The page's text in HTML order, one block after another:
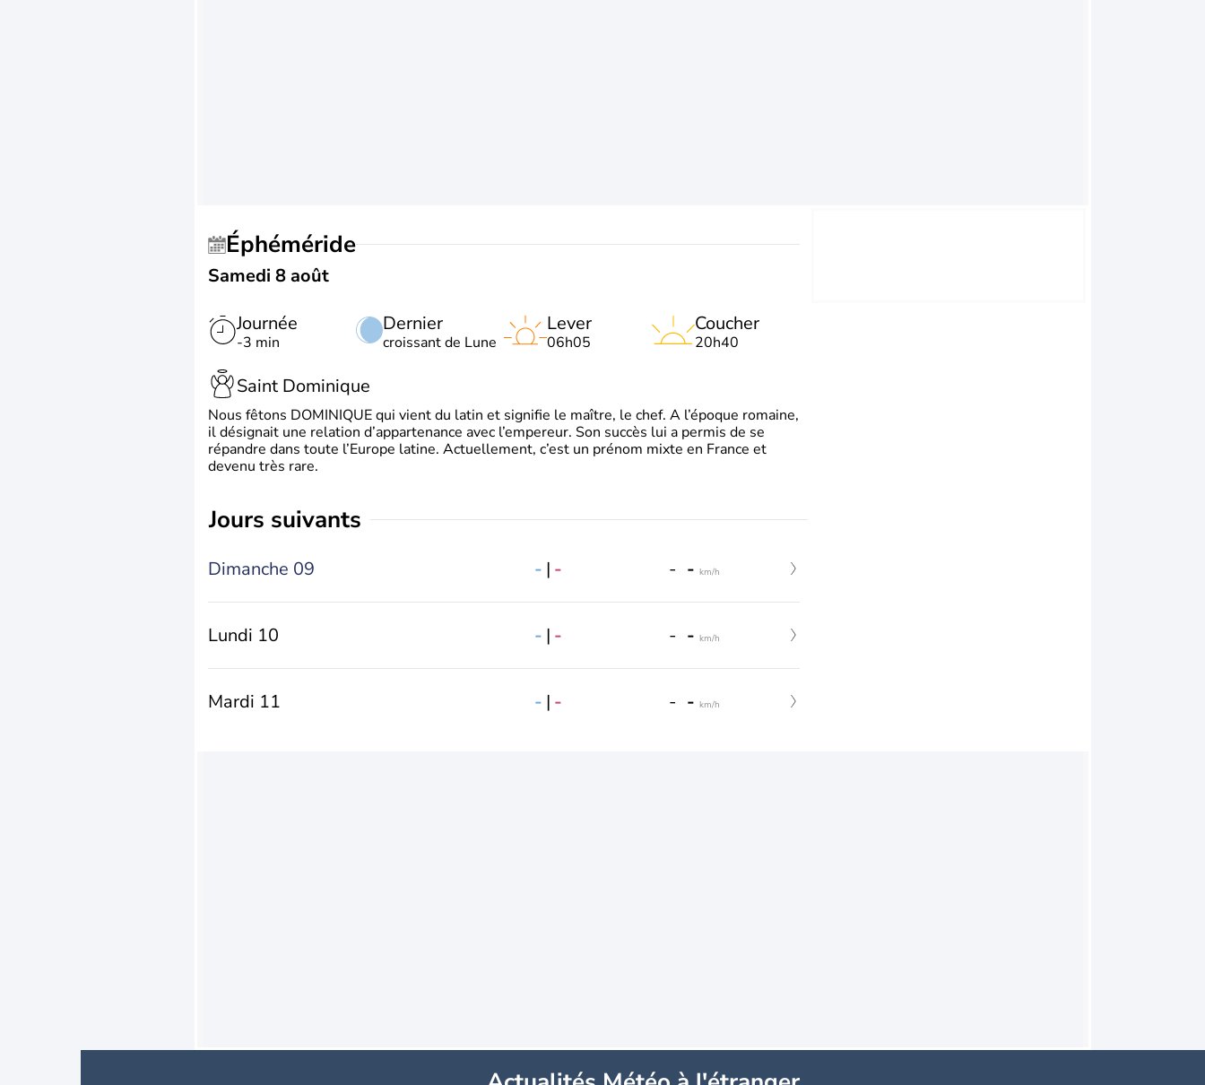
Éphéméride
Samedi 8 août
Journée
-3 min
Dernier
croissant de Lune
Lever
06h05
Coucher
20h40
Saint Dominique
Nous fêtons DOMINIQUE qui vient du latin et signifie le maître, le chef. A l’époque romaine,
il désignait une relation d’appartenance avec l’empereur. Son succès lui a permis de se
répandre dans toute l’Europe latine. Actuellement, c’est un prénom mixte en France et
devenu très rare.
jours suivants
Dimanche 09 - | - - - km/h
Lundi 10 - | - - - km/h
Mardi 11 - | - - - km/h